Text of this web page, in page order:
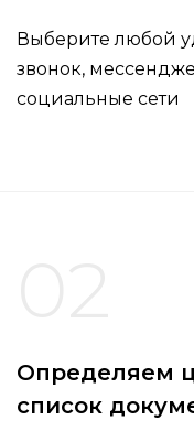
Выберите любой
звонок,
социальные сети
Определяем
список